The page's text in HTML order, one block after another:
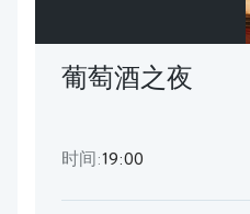
葡萄酒之夜
时间:19:00